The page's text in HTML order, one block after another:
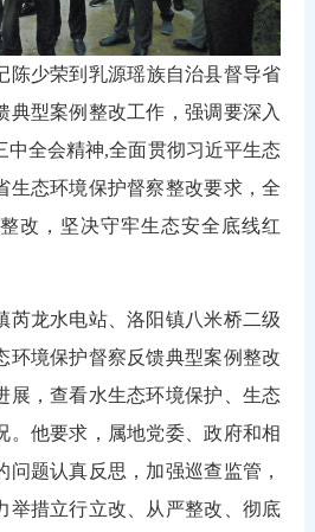
少荣到乳源瑶族自治县督导省
典型案例整改工作，强调要深入
中全会精神,全面贯彻习近平生态
生态环境保护督察整改要求，全
改，坚决守牢生态安全底线红
龙水电站、洛阳镇八米桥二级
环境保护督察反馈典型案例整改
展，查看水生态环境保护、生态
。他要求，属地党委、政府和相
问题认真反思，加强巡查监管，
举措立行立改、从严整改、彻底